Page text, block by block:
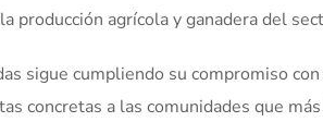
producción agrícola y ganadera del
sigue cumpliendo su compromiso
concretas a las comunidades que